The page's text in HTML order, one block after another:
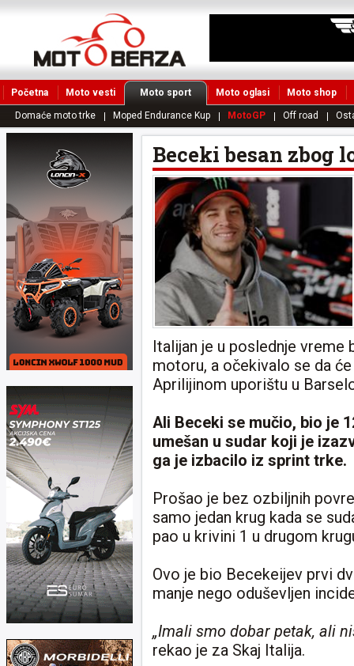
Početna Moto vesti Moto sport Moto oglasi Moto shop
Domaće moto trke Moped Endurance Kup MotoGP Off road
Beceki besan zbog
Italijan je u poslednje
motoru, a očekivalo se da
Aprilijinom uporištu u
Ali Beceki se mučio, bio je
umešan u sudar koji je
ga je izbacilo iz sprint trke.
Prošao je bez ozbiljnih
samo jedan krug kada se
pao u krivini 1 u drugom
Ovo je bio Becekeijev prvi
manje nego oduševljen
„Imali smo dobar petak, ali
rekao je za Skaj Italija.